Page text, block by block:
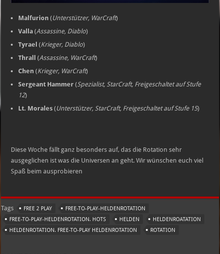
Malfurion (Unterstützer, WarCraft)
Valla (Assassine, Diablo)
Tyrael (Krieger, Diablo)
Thrall
(Assassine, WarCraft)
Chen (Krieger, WarCraft)
Sergeant Hammer (Spezialist, StarCraft, Freigeschaltet auf Stufe
12)
Lt. Morales (Unterstützer, StarCraft, Freigeschaltet auf Stufe 15)
Diese Woche fällt ganz besonders auf, das die Rotation sehr
ausgeglichen ist was die Universen an geht. Wir wünschen euch viel
Spaß beim ausprobieren
Tags FREE 2 PLAY
FREE-TO-PLAY-HELDENROTATION
FREE-TO-PLAY-HELDENROTATION. HOTS
HELDEN
HELDENROATATION
HELDENROTATION. FREE-TO-PLAY HELDENROTATION
ROTATION